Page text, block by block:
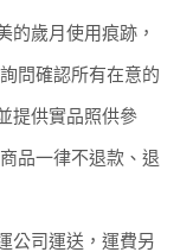
的歲月使用痕跡，
問確認所有在意的
提供實品照供參
品一律不退款、退
公司運送，運費另